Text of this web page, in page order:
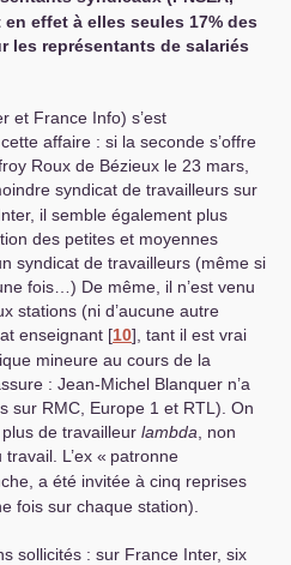
effet à elles seules 17% des
les représentants de salariés
et France Info) s’est
affaire : si la seconde s’offre
Roux de Bézieux le 23 mars,
syndicat de travailleurs sur
il semble également plus
des petites et moyennes
syndicat de travailleurs (même si
fois…) De même, il n’est venu
stations (ni d’aucune autre
enseignant [10] , tant il est vrai
mineure au cours de la
: Jean-Michel Blanquer n’a
sur RMC , Europe 1 et RTL ). On
de travailleur lambda , non
L’ex « patronne
a été invitée à cinq reprises
fois sur chaque station).
sollicités : sur France Inter, six